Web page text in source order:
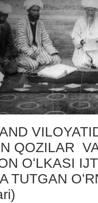
QOZILAR
OʻLKASI
TUTGAN